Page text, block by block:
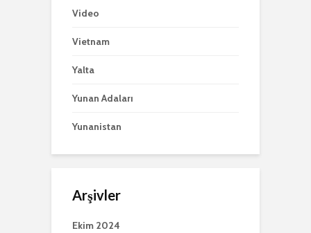
Video
Vietnam
Yalta
Yunan Adaları
Yunanistan
Arşivler
Ekim 2024